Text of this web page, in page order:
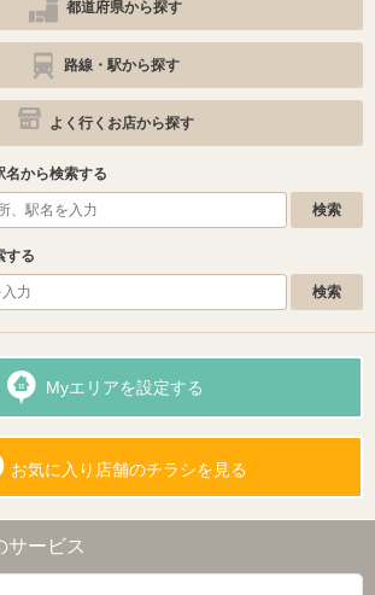
都道府県から探す
路線・駅から探す
よく行くお店から探す
名から検索する
する
Myエリアを設定する
お気に入り店舗のチラシを見る
サービス